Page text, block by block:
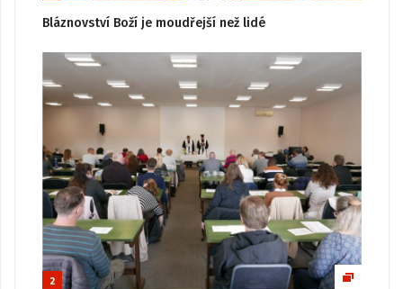
Bláznovství Boží je moudřejší než lidé
2